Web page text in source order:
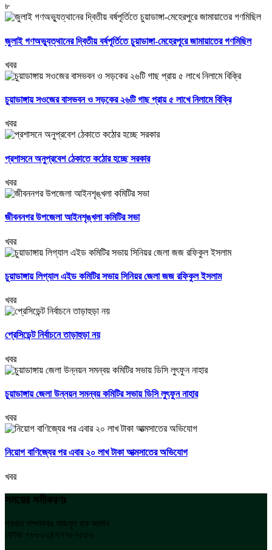
৮
জুলাই গণঅভ্যুত্থানের দ্বিতীয় বর্ষপূর্তিতে চুয়াডাঙ্গা-মেহেরপুরে জামায়াতের গণমিছিল
খবর
চুয়াডাঙ্গায় সওজের বাসভবন ও সড়কের ২৬টি গাছ প্রায় ৫ লাখে নিলামে বিক্রি
খবর
প্রশাসনে অনুপ্রবেশ ঠেকাতে কঠোর হচ্ছে সরকার
খবর
জীবননগর উপজেলা আইনশৃঙ্খলা কমিটির সভা
খবর
চুয়াডাঙ্গায় লিগ্যাল এইড কমিটির সভায় সিনিয়র জেলা জজ রফিকুল ইসলাম
খবর
প্রেসিডেন্ট নির্বাচনে তাড়াহুড়া নয়
খবর
চুয়াডাঙ্গায় জেলা উন্নয়ন সমন্বয় কমিটির সভায় ডিসি লুৎফুন নাহার
খবর
নিয়োগ বাণিজ্যের পর এবার ২০ লাখ টাকা আত্মসাতের অভিযোগ
খবর
সময়ের সমীকরণঃ
প্রধান সম্পাদকঃ নাজমুল হক স্বপন
ফোনঃ +৮৮০২৪৭৭৭৮৭৫৫৬